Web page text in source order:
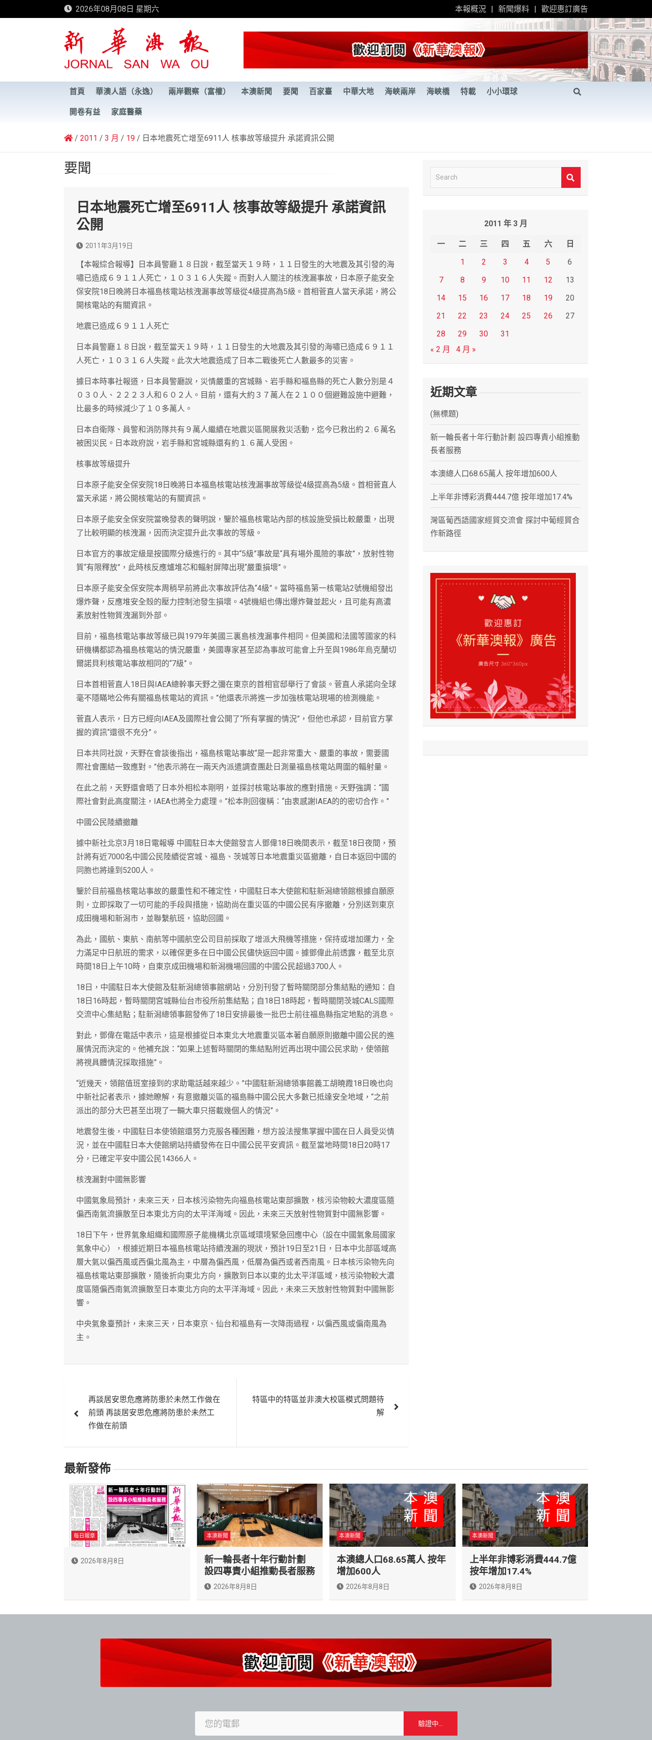
to
2026年08月08日 星期六 本報概況 新聞爆料 歡迎惠訂廣告
新華澳報
首頁 華澳人語（永逸） 兩岸觀察（富權） 本澳新聞 要聞 百家臺 中華大地 海峽兩岸 海峽橋 特載 小小環球
開卷有益 家庭醫藥
2011 3 月 19 日本地震死亡增至6911人 核事故等級提升 承諾資訊公開
要聞
日本地震死亡增至6911人 核事故等級提升 承諾資訊
公開
2011年3月19日
【本報綜合報導】日本員警廳１８日說，截至當天１９時，１１日發生的大地震及其引發的海
嘯已造成６９１１人死亡，１０３１６人失蹤。而對人人關注的核洩漏事故，日本原子能安全
保安院18日晚將日本福島核電站核洩漏事故等級從4級提高為5級。首相菅直人當天承諾，將公
開核電站的有關資訊。
地震已造成６９１１人死亡
日本員警廳１８日說，截至當天１９時，１１日發生的大地震及其引發的海嘯已造成６９１１
人死亡，１０３１６人失蹤。此次大地震造成了日本二戰後死亡人數最多的災害。
據日本時事社報道，日本員警廳說，災情嚴重的宮城縣、岩手縣和福島縣的死亡人數分別是４
０３０人、２２２３人和６０２人。目前，還有大約３７萬人在２１００個避難設施中避難，
比最多的時候減少了１０多萬人。
日本自衛隊、員警和消防隊共有９萬人繼續在地震災區開展救災活動，迄今已救出約２.６萬名
被困災民。日本政府說，岩手縣和宮城縣還有約１.６萬人受困。
核事故等級提升
日本原子能安全保安院18日晚將日本福島核電站核洩漏事故等級從4級提高為5級。首相菅直人
當天承諾，將公開核電站的有關資訊。
日本原子能安全保安院當晚發表的聲明說，鑒於福島核電站內部的核設施受損比較嚴重，出現
了比較明顯的核洩漏，因而決定提升此次事故的等級。
日本官方的事故定級是按國際分級進行的。其中“5級”事故是“具有場外風險的事故”，放射性物
質“有限釋放”，此時核反應爐堆芯和輻射屏障出現“嚴重損壞”。
日本原子能安全保安院本周稍早前將此次事故評估為“4級”。當時福島第一核電站2號機組發出
爆炸聲，反應堆安全殼的壓力控制池發生損壞。4號機組也傳出爆炸聲並起火，且可能有高濃
素放射性物質洩漏到外部。
目前，福島核電站事故等級已與1979年美國三裏島核洩漏事件相同。但美國和法國等國家的科
研機構都認為福島核電站的情況嚴重，美國專家甚至認為事故可能會上升至與1986年烏克蘭切
爾諾貝利核電站事故相同的“7級”。
日本首相菅直人18日與IAEA總幹事天野之彌在東京的首相官邸舉行了會談。菅直人承諾向全球
毫不隱瞞地公佈有關福島核電站的資訊。”他還表示將進一步加強核電站現場的檢測機能。
菅直人表示，日方已經向IAEA及國際社會公開了“所有掌握的情況”，但他也承認，目前官方掌
握的資訊“還很不充分”。
日本共同社說，天野在會談後指出，福島核電站事故“是一起非常重大、嚴重的事故，需要國
際社會團結一致應對。”他表示將在一兩天內派遣調查團赴日測量福島核電站周圍的輻射量。
在此之前，天野還會晤了日本外相松本剛明，並探討核電站事故的應對措施。天野強調：“國
際社會對此高度關注，IAEA也將全力處理。”松本則回復稱：“由衷感謝IAEA的的密切合作。”
中國公民陸續撤離
據中新社北京3月18日電報導 中國駐日本大使館發言人鄧偉18日晚間表示，截至18日夜間，預
計將有近7000名中國公民陸續從宮城、福島、茨城等日本地震重災區撤離，自日本返回中國的
同胞也將達到5200人。
鑒於目前福島核電站事故的嚴重性和不確定性，中國駐日本大使館和駐新潟總領館根據自願原
則，立即採取了一切可能的手段與措施，協助尚在重災區的中國公民有序撤離，分別送到東京
成田機場和新潟市，並聯繫航班，協助回國。
為此，國航、東航、南航等中國航空公司目前採取了增派大飛機等措施，保持或增加運力，全
力滿足中日航班的需求，以確保更多在日中國公民儘快返回中國。據鄧偉此前透露，截至北京
時間18日上午10時，自東京成田機場和新潟機場回國的中國公民超過3700人。
18日，中國駐日本大使館及駐新潟總領事館網站，分別刊發了暫時關閉部分集結點的通知：自
18日16時起，暫時關閉宮城縣仙台市役所前集結點；自18日18時起，暫時關閉茨城CALS國際
交流中心集結點；駐新潟總領事館發佈了18日安排最後一批巴士前往福島縣指定地點的消息。
對此，鄧偉在電話中表示，這是根據從日本東北大地震重災區本著自願原則撤離中國公民的進
展情況而決定的。他補充說：“如果上述暫時關閉的集結點附近再出現中國公民求助，使領館
將視具體情況採取措施”。
“近幾天，領館值班室接到的求助電話越來越少。”中國駐新潟總領事館義工胡曉霞18日晚也向
中新社記者表示，據她瞭解，有意撤離災區的福島縣中國公民大多數已抵達安全地域，“之前
派出的部分大巴甚至出現了一輛大車只搭載幾個人的情況”。
地震發生後，中國駐日本使領館還努力克服各種困難，想方設法搜集掌握中國在日人員受災情
況，並在中國駐日本大使館網站持續發佈在日中國公民平安資訊。截至當地時間18日20時17
分，已確定平安中國公民14366人。
核洩漏對中國無影響
中國氣象局預計，未來三天，日本核污染物先向福島核電站東部擴散，核污染物較大濃度區隨
偏西南氣流擴散至日本東北方向的太平洋海域。因此，未來三天放射性物質對中國無影響。
18日下午，世界氣象組織和國際原子能機構北京區域環境緊急回應中心（設在中國氣象局國家
氣象中心），根據近期日本福島核電站持續洩漏的現狀，預計19日至21日，日本中北部區域高
層大氣以偏西風或西偏北風為主，中層為偏西風，低層為偏西或者西南風。日本核污染物先向
福島核電站東部擴散，隨後折向東北方向，擴散到日本以東的北太平洋區域，核污染物較大濃
度區隨偏西南氣流擴散至日本東北方向的太平洋海域。因此，未來三天放射性物質對中國無影
響。
中央氣象臺預計，未來三天，日本東京、仙台和福島有一次降雨過程，以偏西風或偏南風為
主。
章
覽
再談居安思危應將防患於未然工作做在
前頭 再談居安思危應將防患於未然工
作做在前頭
特區中的特區並非澳大校區模式問題待
解
e
2011 年 3 月
一 二 三 四 五 六
日
1
2 3 4 5
6
7
8 9 10 11 12
13
14
15 16 17 18 19
20
21
22 23 24 25 26
27
28
29 30
31
« 2 月
4 月 »
近期文章
(無標題)
新一輪長者十年行動計劃 設四專責小組推動
長者服務
本澳總人口68.65萬人 按年增加600人
上半年非博彩消費444.7億 按年增加17.4%
灣區葡西語國家經貿交流會 探討中葡經貿合
作新路徑
最新發佈
每日報章
2026年8月8日
本澳新聞
新一輪長者十年行動計劃
設四專責小組推動長者服務
2026年8月8日
本澳新聞
本澳總人口68.65萬人 按年
增加600人
2026年8月8日
本澳新聞
上半年非博彩消費444.7億
按年增加17.4%
2026年8月8日